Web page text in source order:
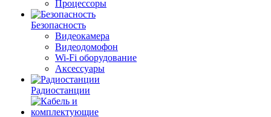
Процессоры
Безопасность
Видеокамера
Видеодомофон
Wi-Fi оборудование
Аксессуары
Радиостанции